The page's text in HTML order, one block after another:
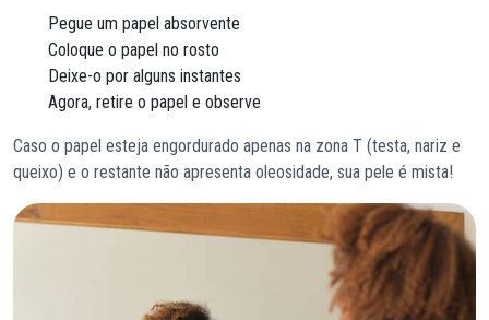
Pegue um papel absorvente
Coloque o papel no rosto
Deixe-o por alguns instantes
Agora, retire o papel e observe
Caso o papel esteja engordurado apenas na zona T (testa, nariz e
queixo) e o restante não apresenta oleosidade, sua pele é mista!